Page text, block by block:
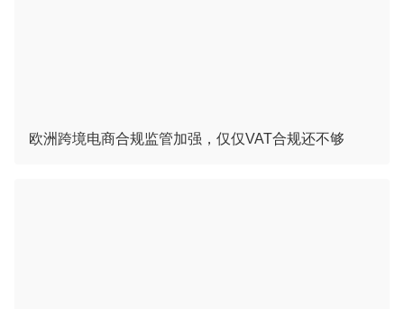
欧洲跨境电商合规监管加强，仅仅VAT合规还不够